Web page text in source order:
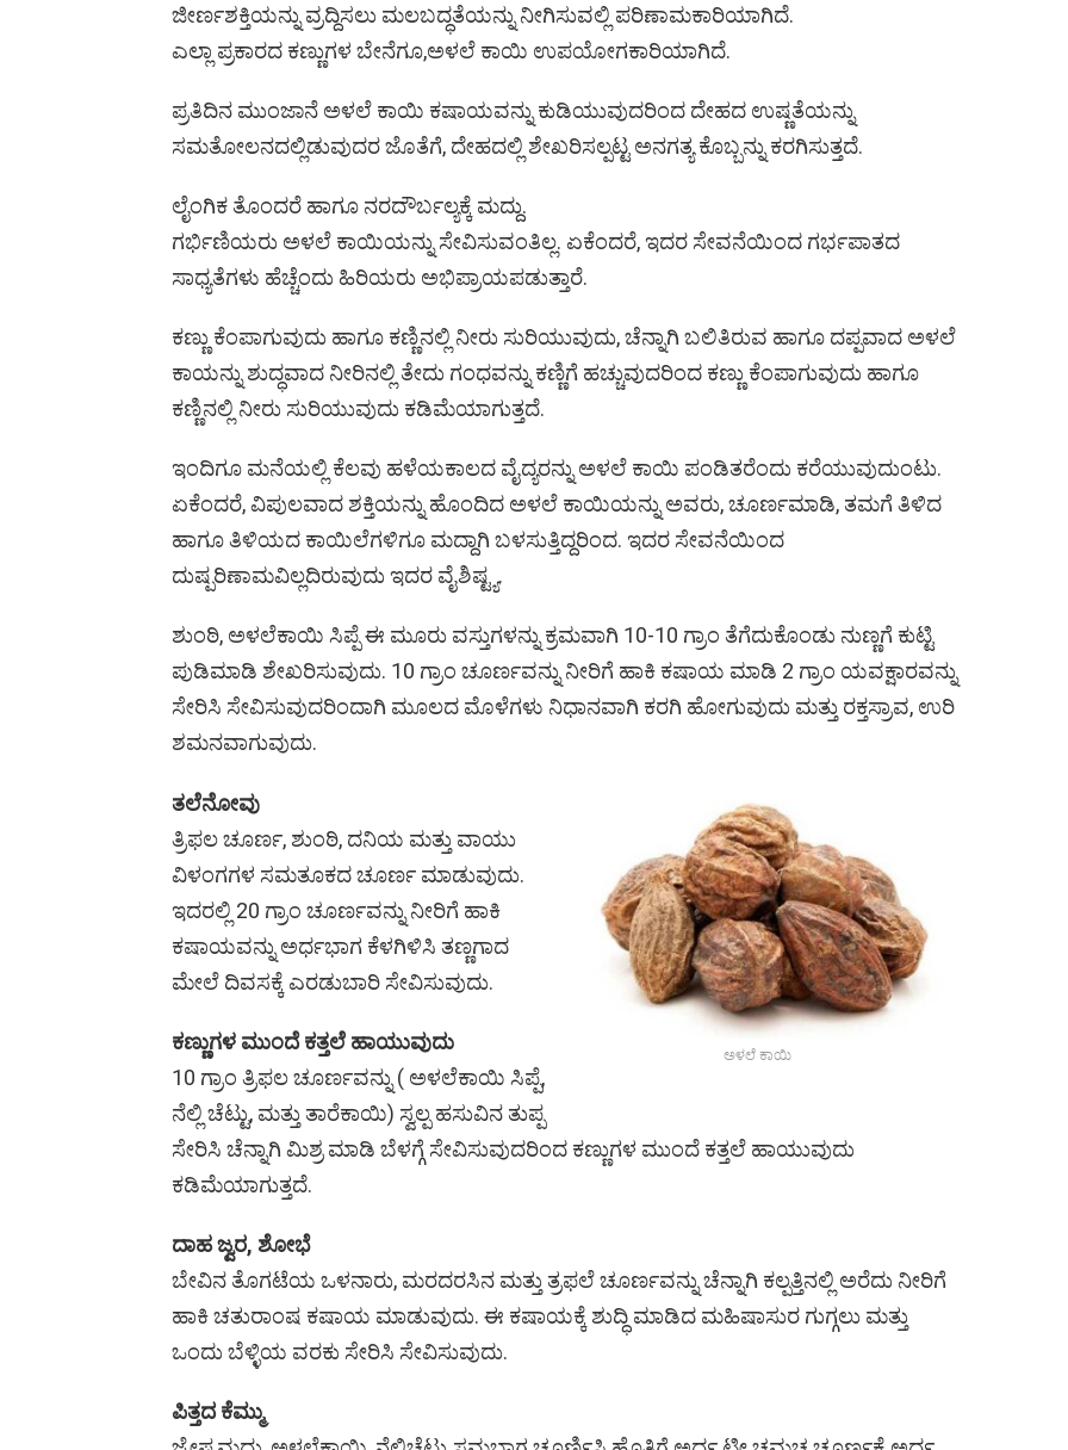
ಜೀರ್ಣಶಕ್ತಿಯನ್ನು ವ್ರದ್ದಿಸಲು ಮಲಬದ್ಧತೆಯನ್ನು ನೀಗಿಸುವಲ್ಲಿ ಪರಿಣಾಮಕಾರಿಯಾಗಿದೆ.
ಎಲ್ಲಾ ಪ್ರಕಾರದ ಕಣ್ಣುಗಳ ಬೇನೆಗೂ,ಅಳಲೆ ಕಾಯಿ ಉಪಯೋಗಕಾರಿಯಾಗಿದೆ.
ಪ್ರತಿದಿನ ಮುಂಜಾನೆ ಅಳಲೆ ಕಾಯಿ ಕಷಾಯವನ್ನು ಕುಡಿಯುವುದರಿಂದ ದೇಹದ ಉಷ್ಣತೆಯನ್ನು
ಸಮತೋಲನದಲ್ಲಿಡುವುದರ ಜೊತೆಗೆ, ದೇಹದಲ್ಲಿ ಶೇಖರಿಸಲ್ಪಟ್ಟ ಅನಗತ್ಯ ಕೊಬ್ಬನ್ನು ಕರಗಿಸುತ್ತದೆ.
ಲೈಂಗಿಕ ತೊಂದರೆ ಹಾಗೂ ನರದೌರ್ಬಲ್ಯಕ್ಕೆ ಮದ್ದು.
ಗರ್ಭಿಣಿಯರು ಅಳಲೆ ಕಾಯಿಯನ್ನು ಸೇವಿಸುವಂತಿಲ್ಲ. ಏಕೆಂದರೆ, ಇದರ ಸೇವನೆಯಿಂದ ಗರ್ಭಪಾತದ
ಸಾಧ್ಯತೆಗಳು ಹೆಚ್ಚೆಂದು ಹಿರಿಯರು ಅಭಿಪ್ರಾಯಪಡುತ್ತಾರೆ.
ಕಣ್ಣು ಕೆಂಪಾಗುವುದು ಹಾಗೂ ಕಣ್ಣಿನಲ್ಲಿ ನೀರು ಸುರಿಯುವುದು, ಚೆನ್ನಾಗಿ ಬಲಿತಿರುವ ಹಾಗೂ ದಪ್ಪವಾದ ಅಳಲೆ
ಕಾಯನ್ನು ಶುದ್ಧವಾದ ನೀರಿನಲ್ಲಿ ತೇದು ಗಂಧವನ್ನು ಕಣ್ಣಿಗೆ ಹಚ್ಚುವುದರಿಂದ ಕಣ್ಣು ಕೆಂಪಾಗುವುದು ಹಾಗೂ
ಕಣ್ಣಿನಲ್ಲಿ ನೀರು ಸುರಿಯುವುದು ಕಡಿಮೆಯಾಗುತ್ತದೆ.
ಇಂದಿಗೂ ಮನೆಯಲ್ಲಿ ಕೆಲವು ಹಳೆಯಕಾಲದ ವೈದ್ಯರನ್ನು ಅಳಲೆ ಕಾಯಿ ಪಂಡಿತರೆಂದು ಕರೆಯುವುದುಂಟು.
ಏಕೆಂದರೆ, ವಿಪುಲವಾದ ಶಕ್ತಿಯನ್ನು ಹೊಂದಿದ ಅಳಲೆ ಕಾಯಿಯನ್ನು ಅವರು, ಚೂರ್ಣಮಾಡಿ, ತಮಗೆ ತಿಳಿದ
ಹಾಗೂ ತಿಳಿಯದ ಕಾಯಿಲೆಗಳಿಗೂ ಮದ್ದಾಗಿ ಬಳಸುತ್ತಿದ್ದರಿಂದ. ಇದರ ಸೇವನೆಯಿಂದ
ದುಷ್ಪರಿಣಾಮವಿಲ್ಲದಿರುವುದು ಇದರ ವೈಶಿಷ್ಟ್ಯ.
ಶುಂಠಿ, ಅಳಲೆಕಾಯಿ ಸಿಪ್ಪೆ ಈ ಮೂರು ವಸ್ತುಗಳನ್ನು ಕ್ರಮವಾಗಿ 10-10 ಗ್ರಾಂ ತೆಗೆದುಕೊಂಡು ನುಣ್ಣಗೆ ಕುಟ್ಟಿ
ಪುಡಿಮಾಡಿ ಶೇಖರಿಸುವುದು. 10 ಗ್ರಾಂ ಚೂರ್ಣವನ್ನು ನೀರಿಗೆ ಹಾಕಿ ಕಷಾಯ ಮಾಡಿ 2 ಗ್ರಾಂ ಯವಕ್ಷಾರವನ್ನು
ಸೇರಿಸಿ ಸೇವಿಸುವುದರಿಂದಾಗಿ ಮೂಲದ ಮೊಳೆಗಳು ನಿಧಾನವಾಗಿ ಕರಗಿ ಹೋಗುವುದು ಮತ್ತು ರಕ್ತಸ್ರಾವ, ಉರಿ
ಶಮನವಾಗುವುದು.
ಅಳಲೆ ಕಾಯಿ
ತಲೆನೋವು
ತ್ರಿಫಲ ಚೂರ್ಣ, ಶುಂಠಿ, ದನಿಯ ಮತ್ತು ವಾಯು
ವಿಳಂಗಗಳ ಸಮತೂಕದ ಚೂರ್ಣ ಮಾಡುವುದು.
ಇದರಲ್ಲಿ 20 ಗ್ರಾಂ ಚೂರ್ಣವನ್ನು ನೀರಿಗೆ ಹಾಕಿ
ಕಷಾಯವನ್ನು ಅರ್ಧಭಾಗ ಕೆಳಗಿಳಿಸಿ ತಣ್ಣಗಾದ
ಮೇಲೆ ದಿವಸಕ್ಕೆ ಎರಡುಬಾರಿ ಸೇವಿಸುವುದು.
ಕಣ್ಣುಗಳ ಮುಂದೆ ಕತ್ತಲೆ ಹಾಯುವುದು
10 ಗ್ರಾಂ ತ್ರಿಫಲ ಚೂರ್ಣವನ್ನು ( ಅಳಲೆಕಾಯಿ ಸಿಪ್ಪೆ,
ನೆಲ್ಲಿ ಚೆಟ್ಟು, ಮತ್ತು ತಾರೆಕಾಯಿ) ಸ್ವಲ್ಪ ಹಸುವಿನ ತುಪ್ಪ
ಸೇರಿಸಿ ಚೆನ್ನಾಗಿ ಮಿಶ್ರ ಮಾಡಿ ಬೆಳಗ್ಗೆ ಸೇವಿಸುವುದರಿಂದ ಕಣ್ಣುಗಳ ಮುಂದೆ ಕತ್ತಲೆ ಹಾಯುವುದು
ಕಡಿಮೆಯಾಗುತ್ತದೆ.
ದಾಹ ಜ್ವರ, ಶೋಭೆ
ಬೇವಿನ ತೊಗಟೆಯ ಒಳನಾರು, ಮರದರಸಿನ ಮತ್ತು ತ್ರಫಲೆ ಚೂರ್ಣವನ್ನು ಚೆನ್ನಾಗಿ ಕಲ್ಪತ್ತಿನಲ್ಲಿ ಅರೆದು ನೀರಿಗೆ
ಹಾಕಿ ಚತುರಾಂಷ ಕಷಾಯ ಮಾಡುವುದು. ಈ ಕಷಾಯಕ್ಕೆ ಶುದ್ಧಿ ಮಾಡಿದ ಮಹಿಷಾಸುರ ಗುಗ್ಗಲು ಮತ್ತು
ಒಂದು ಬೆಳ್ಳಿಯ ವರಕು ಸೇರಿಸಿ ಸೇವಿಸುವುದು.
ಪಿತ್ತದ ಕೆಮ್ಮು